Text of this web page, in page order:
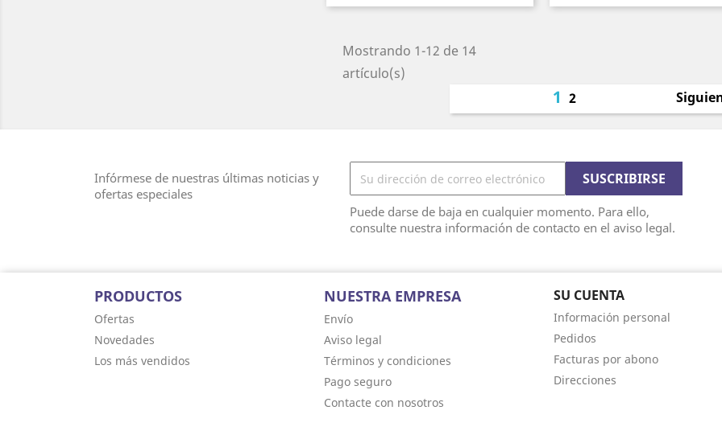
Mostrando 1-12 de 14
artículo(s)
1 2
Infórmese de nuestras últimas noticias y
ofertas especiales
Puede darse de baja en cualquier momento. Para ello,
consulte nuestra información de contacto en el aviso legal.
PRODUCTOS
Ofertas
Novedades
Los más vendidos
NUESTRA EMPRESA
Envío
Aviso legal
Términos y condiciones
Pago seguro
Contacte con nosotros
SU CUENTA
Información personal
Pedidos
Facturas por abono
Direcciones